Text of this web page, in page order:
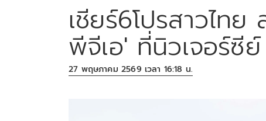
เชียร์6โปรสาวไท
พีจีเอ' ที่นิวเจอร์ซีย์
27 พฤษภาคม 2569 เวลา 16:18 น.